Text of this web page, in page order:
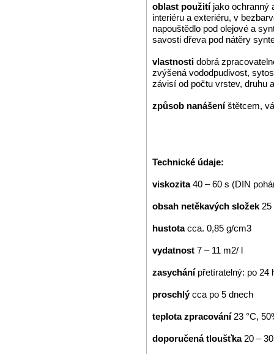
oblast použití jako ochranný
interiéru a exteriéru, v
napouštědlo pod olejové a
savosti dřeva pod nátěry
vlastnosti dobrá
zvýšená vododpudivost,
závisí od počtu vrstev, druhu
způsob nanášeníštětcem,
Technické údaje:
viskozita40 – 60 s (DIN
obsah netěkavých složek 25
hustotacca. 0,85 g/cm3
vydatnost 7 – 11 m2/ l
zasychání přetíratelný: po 24
proschlýcca po 5 dnech
teplota zpracování 23 °C,
doporučená tloušťka20 –